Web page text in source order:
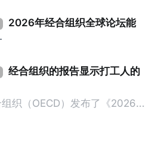
2026年经合组织全球论坛能
经合组织的报告显示打工人的
织（OECD）发布了《2026
Wages 2026，简称《报